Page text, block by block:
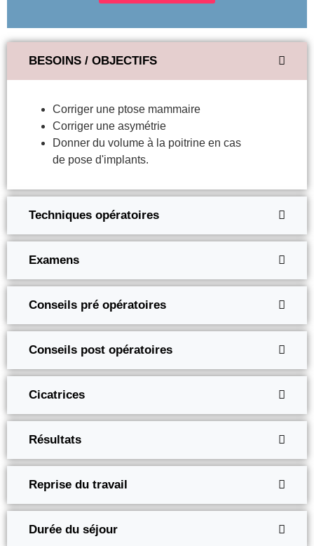
BESOINS / OBJECTIFS
Corriger une ptose mammaire
Corriger une asymétrie
Donner du volume à la poitrine en cas
de pose d'implants.
Techniques opératoires
Examens
Conseils pré opératoires
Conseils post opératoires
Cicatrices
Résultats
Reprise du travail
Durée du séjour